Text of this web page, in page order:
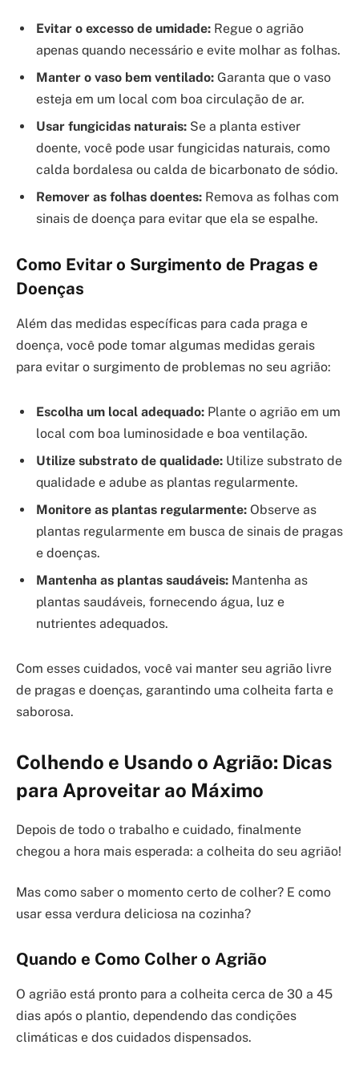
Evitar o excesso de umidade: Regue o agrião
apenas quando necessário e evite molhar as folhas.
Manter o vaso bem ventilado: Garanta que o vaso
esteja em um local com boa circulação de ar.
Usar fungicidas naturais: Se a planta estiver
doente, você pode usar fungicidas naturais, como
calda bordalesa ou calda de bicarbonato de sódio.
Remover as folhas doentes: Remova as folhas com
sinais de doença para evitar que ela se espalhe.
Como Evitar o Surgimento de Pragas e
Doenças
Além das medidas específicas para cada praga e
doença, você pode tomar algumas medidas gerais
para evitar o surgimento de problemas no seu agrião:
Escolha um local adequado: Plante o agrião em um
local com boa luminosidade e boa ventilação.
Utilize substrato de qualidade: Utilize substrato de
qualidade e adube as plantas regularmente.
Monitore as plantas regularmente: Observe as
plantas regularmente em busca de sinais de pragas
e doenças.
Mantenha as plantas saudáveis: Mantenha as
plantas saudáveis, fornecendo água, luz e
nutrientes adequados.
Com esses cuidados, você vai manter seu agrião livre
de pragas e doenças, garantindo uma colheita farta e
saborosa.
Colhendo e Usando o Agrião: Dicas
para Aproveitar ao Máximo
Depois de todo o trabalho e cuidado, finalmente
chegou a hora mais esperada: a colheita do seu agrião!
Mas como saber o momento certo de colher? E como
usar essa verdura deliciosa na cozinha?
Quando e Como Colher o Agrião
O agrião está pronto para a colheita cerca de 30 a 45
dias após o plantio, dependendo das condições
climáticas e dos cuidados dispensados.